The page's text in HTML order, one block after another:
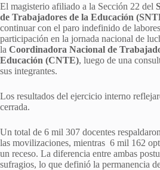
El magisterio afiliado a la Sección 22 del
de Trabajadores de la Educación
continuar con el paro indefinido de
participación en la jornada nacional de
la Coordinadora Nacional de
Educación (CNTE), luego de una
sus integrantes.
Los resultados del ejercicio interno
cerrada.
Un total de 6 mil 307 docentes
las movilizaciones, mientras 6 mil 162
un receso. La diferencia entre ambas
sufragios, lo que definió la permanencia